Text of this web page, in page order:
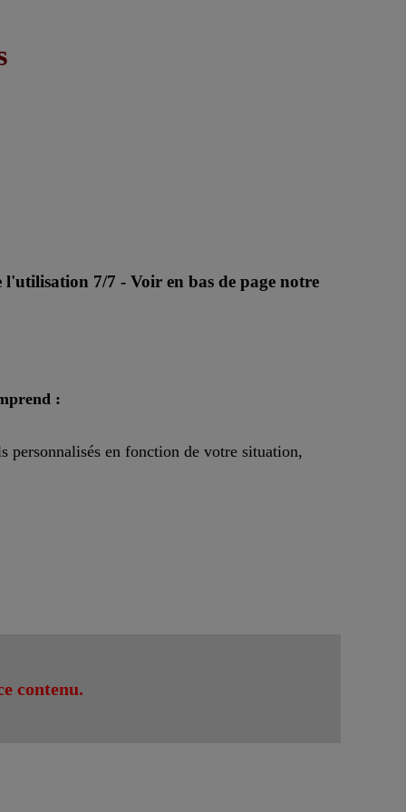
l'utilisation 7/7 - Voir en bas de page notre
:
personnalisés en fonction de votre situation,
contenu.